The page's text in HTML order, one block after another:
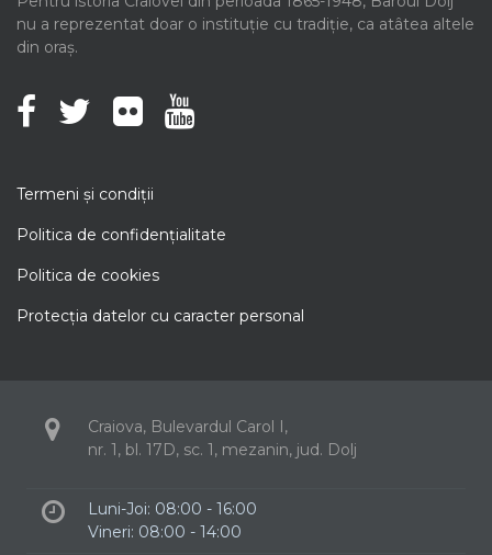
nu a reprezentat doar o instituție cu tradiție, ca atâtea altele
din oraș.
Termeni şi condiţii
Politica de confidenţialitate
Politica de cookies
Protecţia datelor cu caracter personal
Craiova, Bulevardul Carol I,
nr. 1, bl. 17D, sc. 1, mezanin, jud. Dolj
Luni-Joi: 08:00 - 16:00
Vineri: 08:00 - 14:00